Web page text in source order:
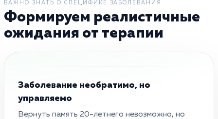
ВАЖНО ЗНАТЬ О СПЕЦИФИКЕ ЗАБОЛЕВАНИЯ
Формируем реалистичные
ожидания от терапии
Заболевание необратимо, но
управляемо
Вернуть память 20-летнего невозможно, но